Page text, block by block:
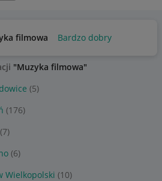
filmowa Bardzo dobry
"Muzyka filmowa"
(5)
(176)
(7)
(6)
Wielkopolski (10)